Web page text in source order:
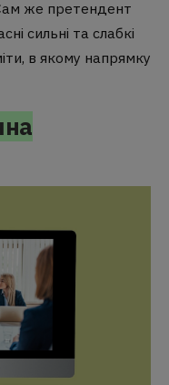
же претендент
сильні та слабкі
в якому напрямку